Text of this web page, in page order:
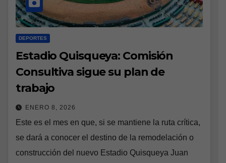
DEPORTES
Estadio Quisqueya: Comisión
Consultiva sigue su plan de
trabajo
ENERO 8, 2026
Este es el mes en que, si se mantiene la ruta crítica,
se dará a conocer el destino de la remodelación o
construcción del nuevo Estadio Quisqueya Juan